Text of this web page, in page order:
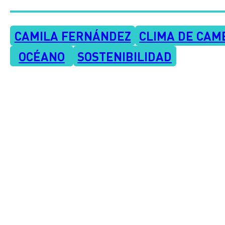
CAMILA FERNÁNDEZ CLIMA DE
OCÉANO
SOSTENIBILIDAD